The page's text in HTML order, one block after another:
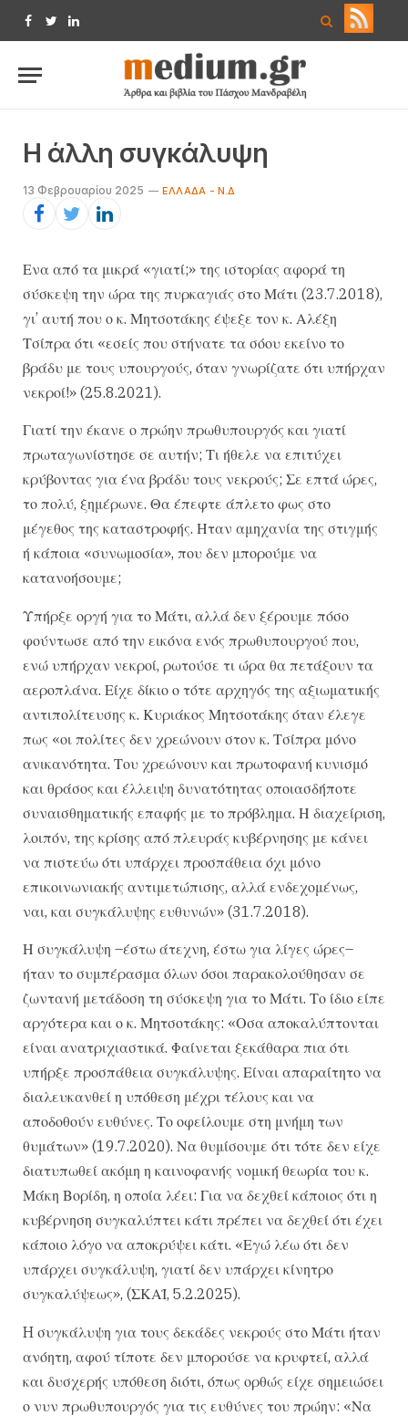
Facebook
TwitterLinkedIn
Η άλλη συγκάλυψη
13 Φεβρουαρίου 2025 ΕΛΛΆΔΑ - Ν.Δ
Ενα από τα μικρά «γιατί;» της ιστορίας αφορά τη
σύσκεψη την ώρα της πυρκαγιάς στο Μάτι (23.7.2018),
γι’ αυτή που ο κ. Μητσοτάκης έψεξε τον κ. Αλέξη
Τσίπρα ότι «εσείς που στήνατε τα σόου εκείνο το
βράδυ με τους υπουργούς, όταν γνωρίζατε ότι υπήρχαν
νεκροί!» (25.8.2021).
Γιατί την έκανε ο πρώην πρωθυπουργός και γιατί
πρωταγωνίστησε σε αυτήν; Τι ήθελε να επιτύχει
κρύβοντας για ένα βράδυ τους νεκρούς; Σε επτά ώρες,
το πολύ, ξημέρωνε. Θα έπεφτε άπλετο φως στο
μέγεθος της καταστροφής. Ηταν αμηχανία της στιγμής
ή κάποια «συνωμοσία», που δεν μπορούμε να
κατανοήσουμε;
Υπήρξε οργή για το Μάτι, αλλά δεν ξέρουμε πόσο
φούντωσε από την εικόνα ενός πρωθυπουργού που,
ενώ υπήρχαν νεκροί, ρωτούσε τι ώρα θα πετάξουν τα
αεροπλάνα. Είχε δίκιο ο τότε αρχηγός της αξιωματικής
αντιπολίτευσης κ. Κυριάκος Μητσοτάκης όταν έλεγε
πως «οι πολίτες δεν χρεώνουν στον κ. Τσίπρα μόνο
ανικανότητα. Του χρεώνουν και πρωτοφανή κυνισμό
και θράσος και έλλειψη δυνατότητας οποιασδήποτε
συναισθηματικής επαφής με το πρόβλημα. Η διαχείριση,
λοιπόν, της κρίσης από πλευράς κυβέρνησης με κάνει
να πιστεύω ότι υπάρχει προσπάθεια όχι μόνο
επικοινωνιακής αντιμετώπισης, αλλά ενδεχομένως,
ναι, και συγκάλυψης ευθυνών» (31.7.2018).
Η συγκάλυψη –έστω άτεχνη, έστω για λίγες ώρες–
ήταν το συμπέρασμα όλων όσοι παρακολούθησαν σε
ζωντανή μετάδοση τη σύσκεψη για το Μάτι. Το ίδιο είπε
αργότερα και ο κ. Μητσοτάκης: «Οσα αποκαλύπτονται
είναι ανατριχιαστικά. Φαίνεται ξεκάθαρα πια ότι
υπήρξε προσπάθεια συγκάλυψης. Είναι απαραίτητο να
διαλευκανθεί η υπόθεση μέχρι τέλους και να
αποδοθούν ευθύνες. Το οφείλουμε στη μνήμη των
θυμάτων» (19.7.2020). Να θυμίσουμε ότι τότε δεν είχε
διατυπωθεί ακόμη η καινοφανής νομική θεωρία του κ.
Μάκη Βορίδη, η οποία λέει: Για να δεχθεί κάποιος ότι η
κυβέρνηση συγκαλύπτει κάτι πρέπει να δεχθεί ότι έχει
κάποιο λόγο να αποκρύψει κάτι. «Εγώ λέω ότι δεν
υπάρχει συγκάλυψη, γιατί δεν υπάρχει κίνητρο
συγκαλύψεως», (ΣΚΑΪ, 5.2.2025).
H συγκάλυψη για τους δεκάδες νεκρούς στο Μάτι ήταν
ανόητη, αφού τίποτε δεν μπορούσε να κρυφτεί, αλλά
και δυσχερής υπόθεση διότι, όπως ορθώς είχε σημειώσει
ο νυν πρωθυπουργός για τις ευθύνες του πρώην: «Να